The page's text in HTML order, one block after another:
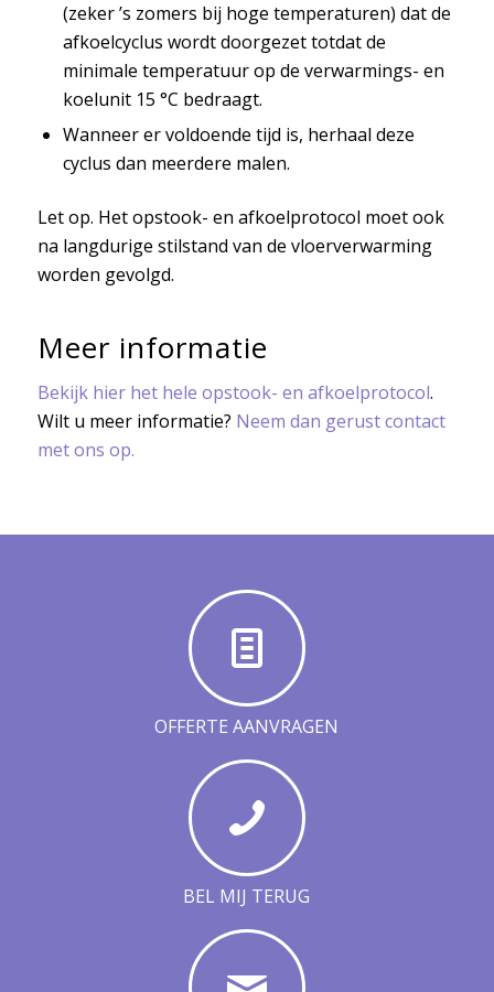
(zeker ’s zomers bij hoge temperaturen) dat de
afkoelcyclus wordt doorgezet totdat de
minimale temperatuur op de verwarmings- en
koelunit 15 °C bedraagt.
Wanneer er voldoende tijd is, herhaal deze
cyclus dan meerdere malen.
Let op. Het opstook- en afkoelprotocol moet ook
na langdurige stilstand van de vloerverwarming
worden gevolgd.
Meer informatie
Bekijk hier het hele opstook- en afkoelprotocol.
Wilt u meer informatie? Neem dan gerust contact
met ons op.
OFFERTE AANVRAGEN
BEL MIJ TERUG